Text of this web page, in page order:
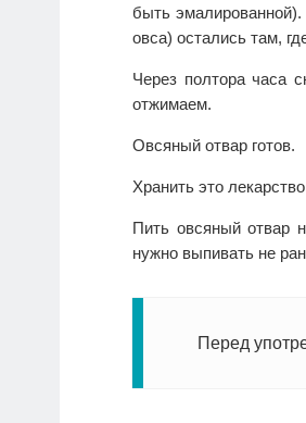
быть
овса) остались там,
Через полтора часа
отжимаем.
Овсяный отвар готов.
Хранить это
Пить овсяный отвар
нужно выпивать не
Перед